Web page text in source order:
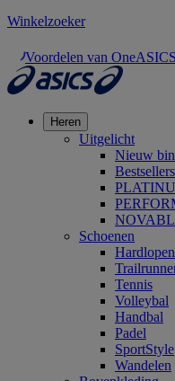
Winkelzoeker
Voordelen van OneASICS
Heren
Uitgelicht
Nieuw
Bestsellers
Schoenen
Hardlopen
Tennis
Volleybal
Handbal
Padel
SportStyle
Wandelen